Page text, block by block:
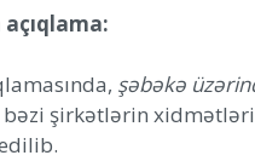
şəbəkə
şirkətlərin